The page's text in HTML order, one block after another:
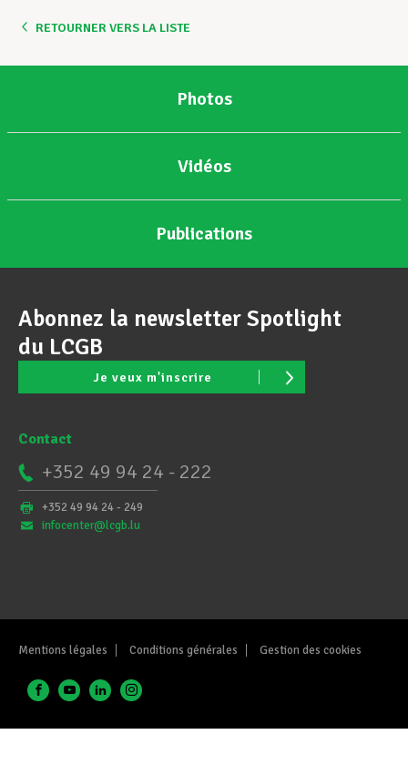
RETOURNER VERS LA LISTE
Photos
Vidéos
Publications
Abonnez la newsletter Spotlight
du LCGB
Je veux m'inscrire
Contact
+352 49 94 24 - 222
+352 49 94 24 - 249
infocenter@lcgb.lu
Mentions légales Conditions générales Gestion des cookies